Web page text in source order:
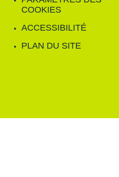
COOKIES
ACCESSIBILITÉ
PLAN DU SITE